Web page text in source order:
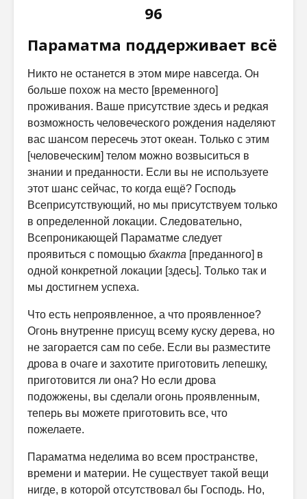
96
Параматма поддерживает всё
Никто не останется в этом мире навсегда. Он
больше похож на место [временного]
проживания. Ваше присутствие здесь и редкая
возможность человеческого рождения наделяют
вас шансом пересечь этот океан. Только с этим
[человеческим] телом можно возвыситься в
знании и преданности. Если вы не используете
этот шанс сейчас, то когда ещё? Господь
Всеприсутствующий, но мы присутствуем только
в определенной локации. Следовательно,
Всепроникающей Параматме следует
проявиться с помощью бхакта [преданного] в
одной конкретной локации [здесь]. Только так и
мы достигнем успеха.
Что есть непроявленное, а что проявленное?
Огонь внутренне присущ всему куску дерева, но
не загорается сам по себе. Если вы разместите
дрова в очаге и захотите приготовить лепешку,
приготовится ли она? Но если дрова
подожжены, вы сделали огонь проявленным,
теперь вы можете приготовить все, что
пожелаете.
Параматма неделима во всем пространстве,
времени и материи. Не существует такой вещи
нигде, в которой отсутствовал бы Господь. Но,